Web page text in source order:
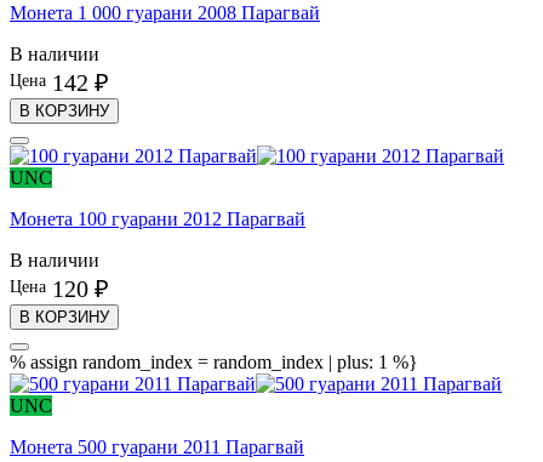
Монета 1 000 гуарани 2008 Парагвай
В наличии
Цена 142 ₽
В КОРЗИНУ
UNC
Монета 100 гуарани 2012 Парагвай
В наличии
Цена 120 ₽
В КОРЗИНУ
% assign random_index = random_index | plus: 1 %}
UNC
Монета 500 гуарани 2011 Парагвай